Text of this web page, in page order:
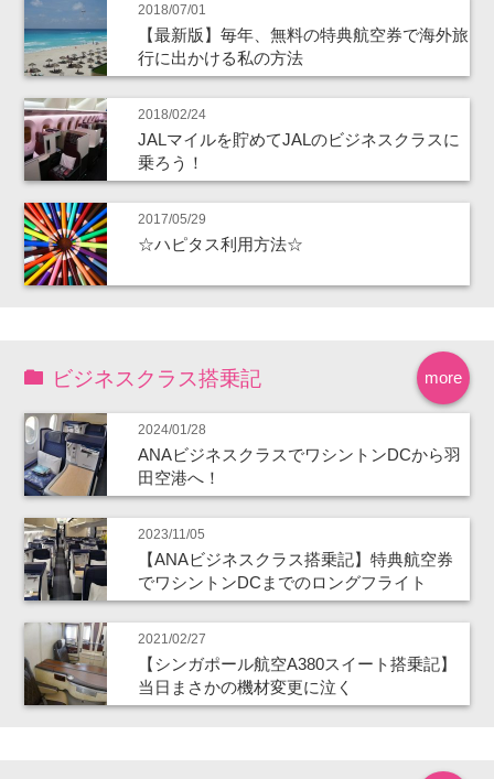
2018/07/01
【最新版】毎年、無料の特典航空券で海外旅
行に出かける私の方法
2018/02/24
JALマイルを貯めてJALのビジネスクラスに
乗ろう！
2017/05/29
☆ハピタス利用方法☆
more
ビジネスクラス搭乗記
2024/01/28
ANAビジネスクラスでワシントンDCから羽
田空港へ！
2023/11/05
【ANAビジネスクラス搭乗記】特典航空券
でワシントンDCまでのロングフライト
2021/02/27
【シンガポール航空A380スイート搭乗記】
当日まさかの機材変更に泣く